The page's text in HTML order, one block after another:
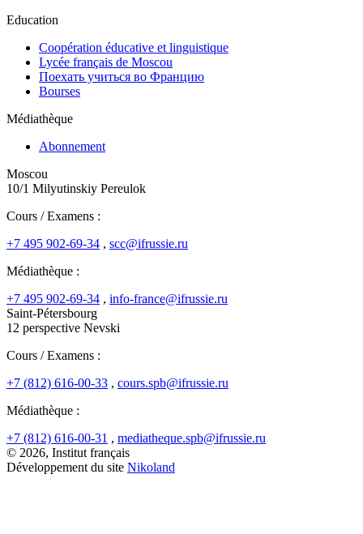
Education
Coopération éducative et linguistique
Lycée français de Moscou
Поехать учиться во Францию
Bourses
Médiathèque
Abonnement
Moscou
10/1 Milyutinskiy Pereulok
Cours / Examens :
+7 495 902-69-34 , scc@ifrussie.ru
Médiathèque :
+7 495 902-69-34 , info-france@ifrussie.ru
Saint-Pétersbourg
12 perspective Nevski
Cours / Examens :
+7 (812) 616-00-33 , cours.spb@ifrussie.ru
Médiathèque :
+7 (812) 616-00-31 , mediatheque.spb@ifrussie.ru
© 2026, Institut français
Développement du site Nikoland